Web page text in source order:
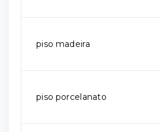
piso madeira
piso porcelanato